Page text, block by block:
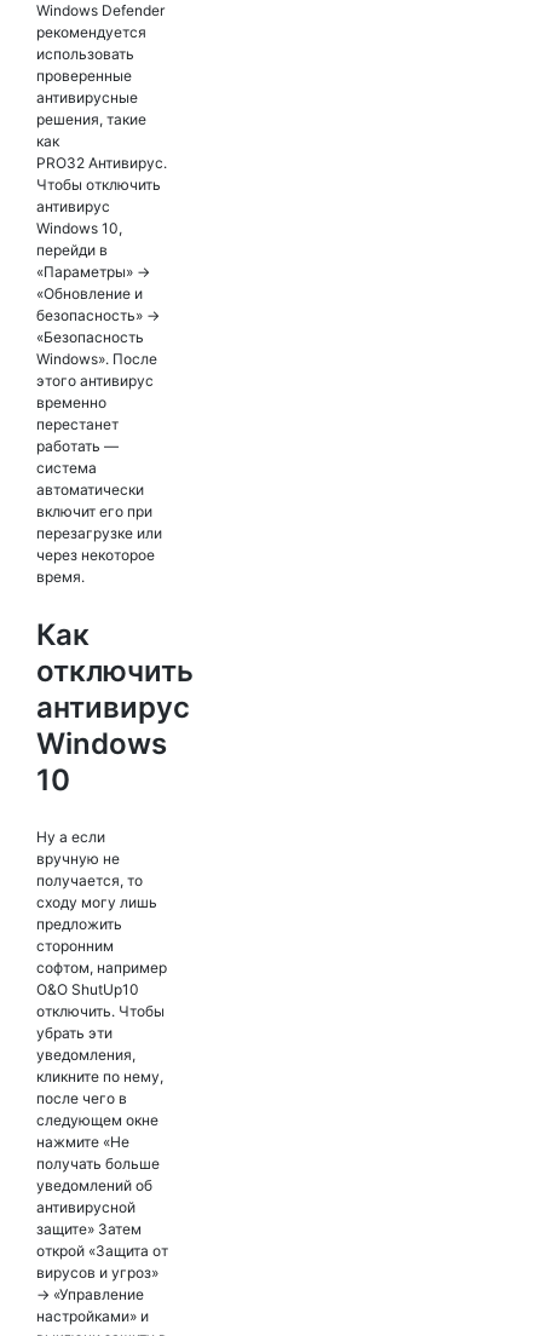
Windows Defender
рекомендуется
использовать
проверенные
антивирусные
решения, такие
как
PRO32 Антивирус.
Чтобы отключить
антивирус
Windows 10,
перейди в
«Параметры» →
«Обновление и
безопасность» →
«Безопасность
Windows». После
этого антивирус
временно
перестанет
работать —
система
автоматически
включит его при
перезагрузке или
через некоторое
время.
Как
отключить
антивирус
Windows
10
Ну а если
вручную не
получается, то
сходу могу лишь
предложить
сторонним
софтом, например
O&O ShutUp10
отключить. Чтобы
убрать эти
уведомления,
кликните по нему,
после чего в
следующем окне
нажмите «Не
получать больше
уведомлений об
антивирусной
защите» Затем
открой «Защита от
вирусов и угроз»
→ «Управление
настройками» и